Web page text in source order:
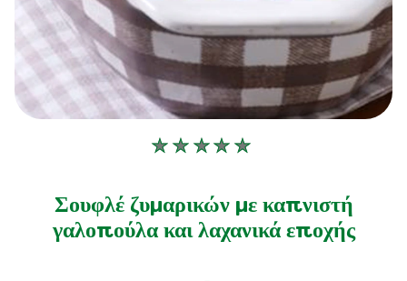
Δεν
αξιολογήσεις
για
Σουφλέ ζυμαρικών με καπνιστή
γαλοπούλα και λαχανικά εποχής